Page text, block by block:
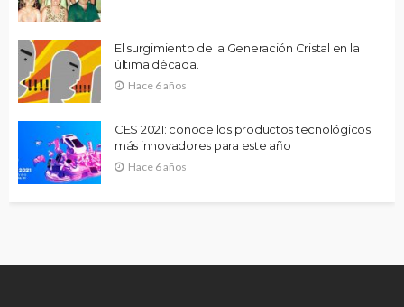
El surgimiento de la Generación Cristal en la
última década.
Hace 6 años
CES 2021: conoce los productos tecnológicos
más innovadores para este año
Hace 6 años